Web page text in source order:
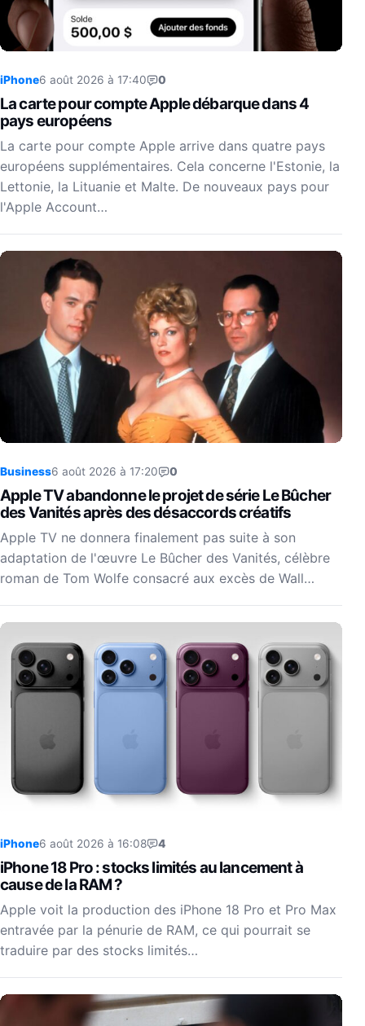
iPhone6 août 2026 à 17:40 0
La carte pour compte Apple débarque dans 4
pays européens
La carte pour compte Apple arrive dans quatre pays
européens supplémentaires. Cela concerne l'Estonie, la
Lettonie, la Lituanie et Malte. De nouveaux pays pour
l'Apple Account…
Business6 août 2026 à 17:20 0
Apple TV abandonne le projet de série Le Bûcher
des Vanités après des désaccords créatifs
Apple TV ne donnera finalement pas suite à son
adaptation de l'œuvre Le Bûcher des Vanités, célèbre
roman de Tom Wolfe consacré aux excès de Wall…
iPhone6 août 2026 à 16:08 4
iPhone 18 Pro : stocks limités au lancement à
cause de la RAM ?
Apple voit la production des iPhone 18 Pro et Pro Max
entravée par la pénurie de RAM, ce qui pourrait se
traduire par des stocks limités…